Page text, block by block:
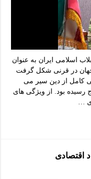
اسلامی ایران به عنوان
جهان در قرنی شکل گرفت
کامل از دین سیر می
رسیده بود. از ویژگی های
…
اقتصادی